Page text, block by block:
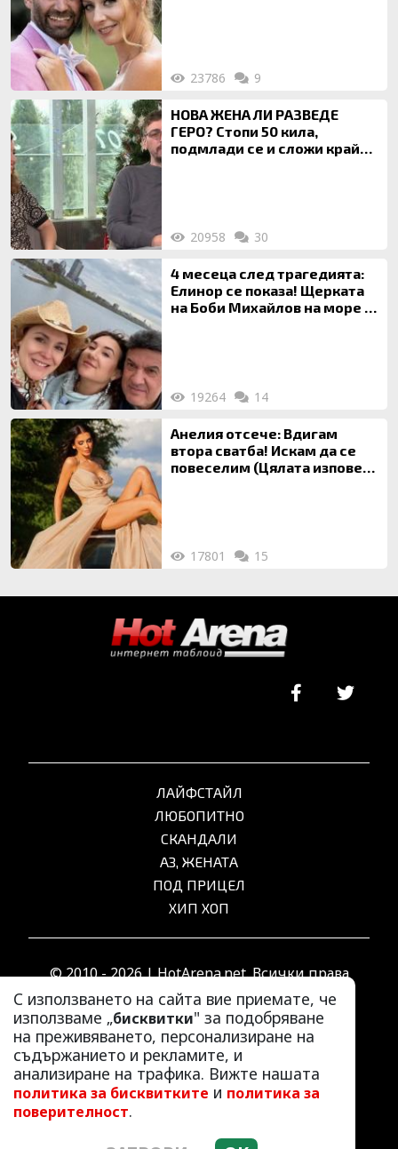
23786 9
НОВА ЖЕНА ЛИ РАЗВЕДЕ
ГЕРО? Стопи 50 кила,
подмлади се и сложи край
20958 30
4 месеца след трагедията:
Елинор се показа! Щерката
на Боби Михайлов на море с
19264 14
Анелия отсече: Вдигам
втора сватба! Искам да се
повеселим (Цялата изповед
17801 15
С използването на сайта вие приемате, че
използваме „бисквитки" за подобряване
на преживяването, персонализиране на
съдържанието и рекламите, и
анализиране на трафика. Вижте нашата
политика за бисквитките и политика за
поверителност.
ЛАЙФСТАЙЛ
ЛЮБОПИТНО
СКАНДАЛИ
АЗ, ЖЕНАТА
ПОД ПРИЦЕЛ
ХИП ХОП
© 2010 - 2026 | HotArena.net. Всички права
запазени.
РЕКЛАМА
КОНТАКТИ
ОБЩИ УСЛОВИЯ
ПОЛИТИКА ЗА ПОВЕРИТЕЛНОСТ
ПОЛИТИКА ЗА БИСКВИТКИТЕ